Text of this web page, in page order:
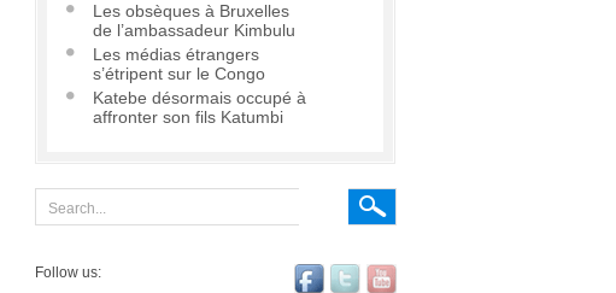
Les obsèques à Bruxelles
de l’ambassadeur Kimbulu
Les médias étrangers
s’étripent sur le Congo
Katebe désormais occupé à
affronter son fils Katumbi
Follow us: